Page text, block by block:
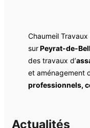
Chaumeil
surPeyrat-de-
des travaux d’
et aménagement
professionnels,
Actualités